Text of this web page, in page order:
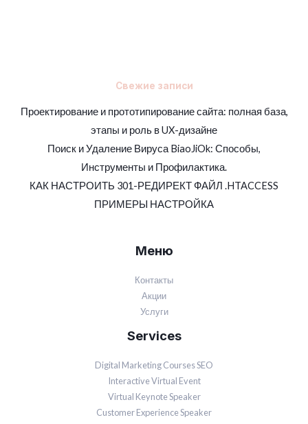
Свежие записи
Проектирование и прототипирование сайта: полная база,
этапы и роль в UX-дизайне
Поиск и Удаление Вируса BiaoJiOk: Способы,
Инструменты и Профилактика.
КАК НАСТРОИТЬ 301-РЕДИРЕКТ ФАЙЛ .HTACCESS
ПРИМЕРЫ НАСТРОЙКА
Меню
Контакты
Акции
Услуги
Services
Digital Marketing Courses SEO
Interactive Virtual Event
Virtual Keynote Speaker
Customer Experience Speaker